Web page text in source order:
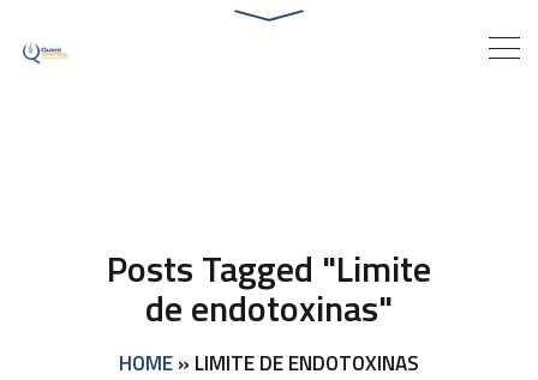
Posts Tagged "Limite
de endotoxinas"
HOME» LIMITE DE ENDOTOXINAS